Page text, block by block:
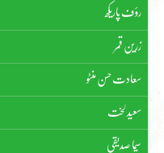
رؤف پاریکھ
زرین قمر
سعادت حسن منٹو
سعید لخت
سیما صدیقی